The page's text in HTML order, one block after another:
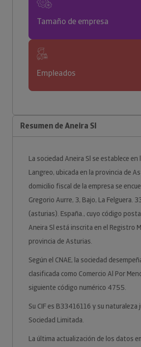
Tamaño de empresa
Empleados
Resumen de Aneira Sl
La sociedad Aneira Sl se establece en
Langreo, ubicada en la provincia de
domicilio fiscal de la empresa se
Gregorio Aurre, 3, Bajo, La Felguera.
(asturias). España., cuyo código
Aneira Sl está inscrita en el Registro
provincia de Asturias.
Según el CNAE, la sociedad
clasificada como Comercio Al Por
siguiente código numérico 4755.
Su CIF es B33416116 y su naturaleza
Sociedad Limitada.
La última actualización de los datos